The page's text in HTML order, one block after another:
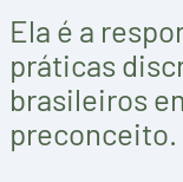
Ela é a
práticas
brasileiros
preconceito.